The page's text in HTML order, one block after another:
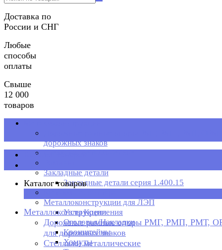
Доставка по
России и СНГ
Любые
способы
оплаты
Свыше
12 000
товаров
дорожных знаков
Стеллажи металлические
Закладные детали
Закладные детали серия 1.400.15
Металлоконструкции для ЛЭП
Узлы Крепления
Оголовья/Накладки
Кронштейны
Хомуты
Каталог товаров
Каталог товаров
Металлоконструкции
Дорожные рамные опоры РМГ, РМП, РМТ,
для дорожных знаков
Стеллажи металлические